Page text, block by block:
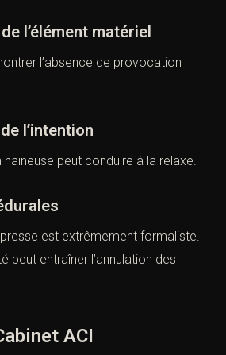
la haine : définition,
l’élément matériel
l’absence de provocation